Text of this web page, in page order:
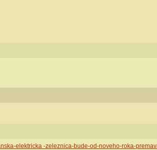
elektricka -zeleznica-bude-od-noveho-roka-